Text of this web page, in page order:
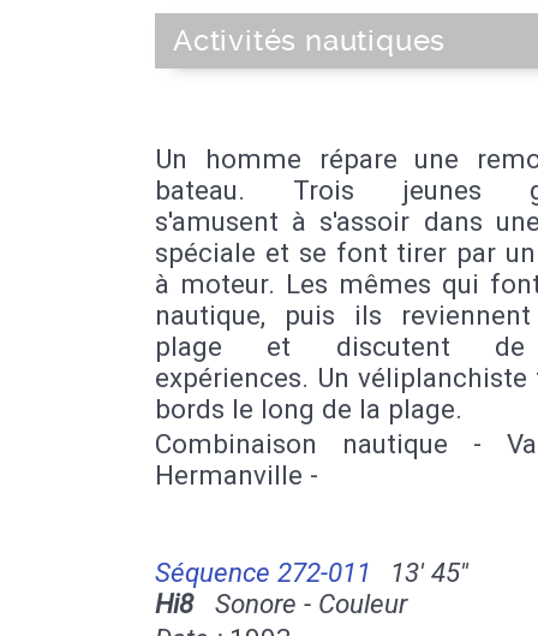
Activités nautiques
Un homme répare une
bateau. Trois jeunes
s'amusent à s'assoir dans
spéciale et se font tirer par
à moteur. Les mêmes qui
nautique, puis ils
plage et discutent de
expériences. Un véliplanchiste
bords le long de la plage.
Combinaison nautique -
Hermanville -
Séquence 272-011
13' 45''
Hi8Sonore - Couleur